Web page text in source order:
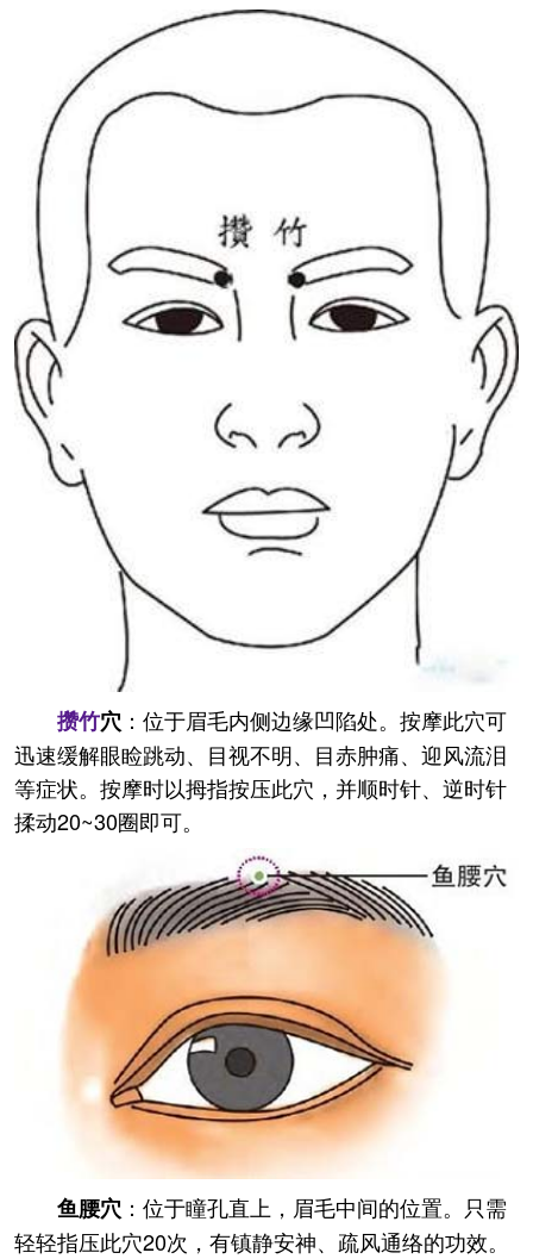
攒竹穴 ：位于眉毛内侧边缘凹陷处。按摩此穴可
迅速缓解眼睑跳动、目视不明、目赤肿痛、迎风流泪
等症状。按摩时以拇指按压此穴，并顺时针、逆时针
揉动20~30圈即可。
鱼腰穴 ：位于瞳孔直上，眉毛中间的位置。只需
轻轻指压此穴20次，有镇静安神、疏风通络的功效。